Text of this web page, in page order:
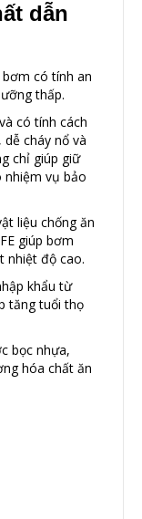
dẫn
có tính an
thấp.
có tính cách
cháy nổ và
chỉ giúp giữ
nhiệm vụ bảo
liệu chống ăn
giúp bơm
nhiệt độ cao.
khẩu từ
tăng tuổi thọ
bọc nhựa,
hóa chất ăn